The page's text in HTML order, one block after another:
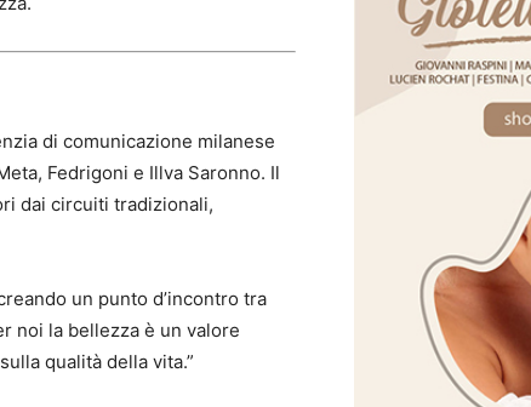
di comunicazione milanese
Fedrigoni e Illva Saronno. Il
dai circuiti tradizionali,
un punto d’incontro tra
noi la bellezza è un valore
qualità della vita.”